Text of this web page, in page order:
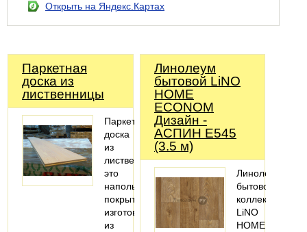
Открыть на Яндекс.Картах
Паркетная
доска из
лиственницы
Паркетная
доска
из
лиственницы
это
напольное
покрытие,
изготовленное
из
Линолеум
бытовой LiNO
HOME
ECONOM
Дизайн -
АСПИН Е545
(3.5 м)
Линолеум
бытовой
коллекции
LiNO
HOME